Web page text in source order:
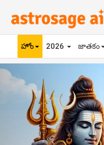
హోం 2026 జాతకం
Previous